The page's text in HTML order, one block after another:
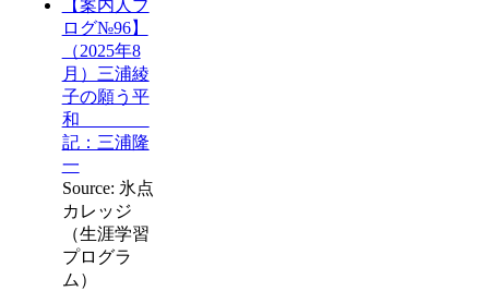
【案内人ブ
ログ№96】
（2025年8
月）三浦綾
子の願う平
和
記：三浦隆
一
Source: 氷点
カレッジ
（生涯学習
プログラ
ム）